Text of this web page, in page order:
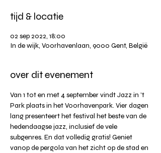
tijd & locatie
02 sep 2022, 18:00
In de wijk, Voorhavenlaan, 9000 Gent, België
over dit evenement
Van 1 tot en met 4 september vindt Jazz in ’t
Park plaats in het Voorhavenpark. Vier dagen
lang presenteert het festival het beste van de
hedendaagse jazz, inclusief de vele
subgenres. En dat volledig gratis! Geniet
vanop de pergola van het zicht op de stad en